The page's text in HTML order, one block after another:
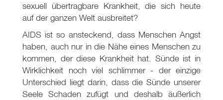
sexuell übertragbare Krankheit, die sich heute
auf der ganzen Welt ausbreitet?
AIDS ist so ansteckend, dass Menschen Angst
haben, auch nur in die Nähe eines Menschen zu
kommen, der diese Krankheit hat. Sünde ist in
Wirklichkeit noch viel schlimmer - der einzige
Unterschied liegt darin, dass die Sünde unserer
Seele Schaden zufügt und deshalb äußerlich